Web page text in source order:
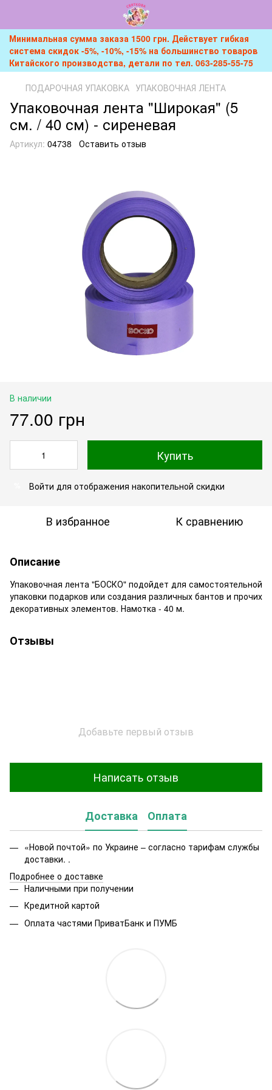
Минимальная сумма заказа 1500 грн. Действует гибкая
система скидок -5%, -10%, -15% на большинство товаров
Китайского производства, детали по тел. 063-285-55-75
ПОДАРОЧНАЯ УПАКОВКА УПАКОВОЧНАЯ ЛЕНТА
Упаковочная лента "Широкая" (5
см. / 40 см) - сиреневая
Артикул: 04738 Оставить отзыв
В наличии
77.00 грн
Купить
Войти для отображения накопительной скидки
В избранное К сравнению
Описание
Упаковочная лента "БОСКО" подойдет для самостоятельной
упаковки подарков или создания различных бантов и прочих
декоративных элементов. Намотка - 40 м.
Отзывы
Добавьте первый отзыв
Написать отзыв
Доставка Оплата
«Новой почтой» по Украине – согласно тарифам службы
доставки. .
Подробнее о доставке
Наличными при получении
Кредитной картой
Оплата частями ПриватБанк и ПУМБ